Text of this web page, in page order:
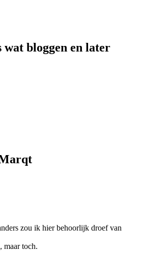
wat bloggen en later
zou ik hier behoorlijk droef van
maar toch.